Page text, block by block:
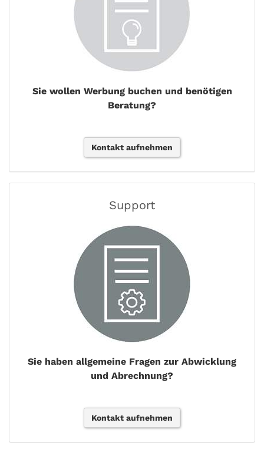
Sie wollen Werbung buchen und benötigen
Beratung?
Kontakt aufnehmen
Support
Sie haben allgemeine Fragen zur Abwicklung
und Abrechnung?
Kontakt aufnehmen